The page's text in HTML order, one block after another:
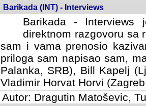
Barikada (INT) - Interviews
Barikada -
direktnom razgovoru sa
sam i vama prenosio
priloga sam napisao sam,
Palanka, SRB), Bill Kapelj
Vladimir Horvat Horvi
Autor: Dragutin Matoševic,